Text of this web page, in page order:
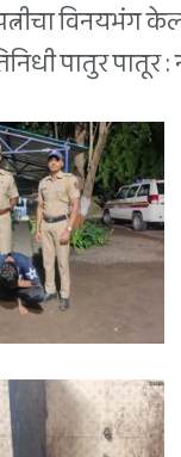
विनयभंग
पातुर